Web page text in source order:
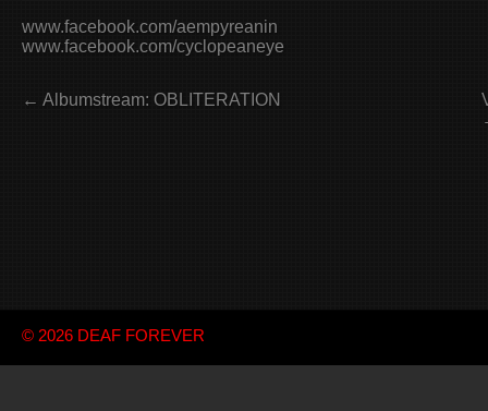
www.facebook.com/aempyreanin
www.facebook.com/cyclopeaneye
← Albumstream: OBLITERATION
© 2026 DEAF FOREVER